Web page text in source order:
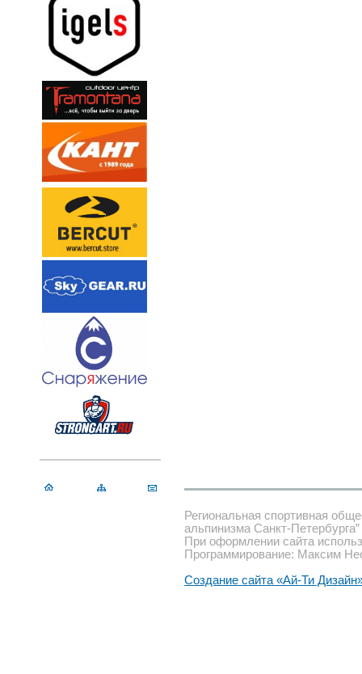
Региональная спортивная
альпинизма Санкт-Петербурга”
При оформлении сайта
Программирование: Максим
Создание сайта «Ай-Ти